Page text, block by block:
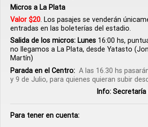
Micros a La Plata
Valor $20. Los pasajes se venderán
entradas en las boleterías del estadio.
Salida de los micros: Lunes 16:00 hs,
no llegamos a La Plata, desde Yatasto
Martín)
Parada en el Centro: A las 16.30 hs
y 9 de Julio, para quienes quieran subir
Info: Secretaría
Para tener en cuenta: